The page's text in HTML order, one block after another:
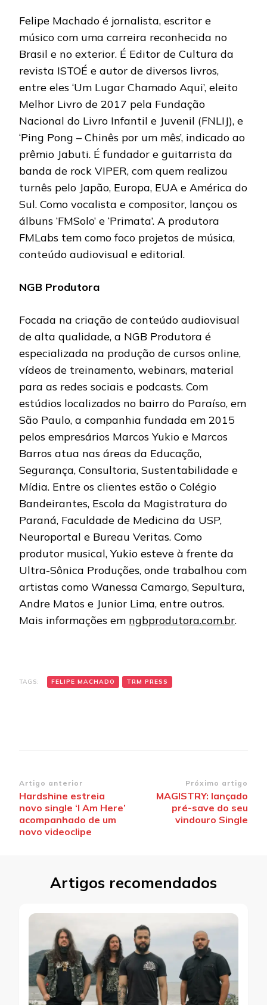
Felipe Machado é jornalista, escritor e
músico com uma carreira reconhecida no
Brasil e no exterior. É Editor de Cultura da
revista ISTOÉ e autor de diversos livros,
entre eles ‘Um Lugar Chamado Aqui’, eleito
Melhor Livro de 2017 pela Fundação
Nacional do Livro Infantil e Juvenil (FNLIJ), e
‘Ping Pong – Chinês por um mês’, indicado ao
prêmio Jabuti. É fundador e guitarrista da
banda de rock VIPER, com quem realizou
turnês pelo Japão, Europa, EUA e América do
Sul. Como vocalista e compositor, lançou os
álbuns ‘FMSolo’ e ‘Primata’. A produtora
FMLabs tem como foco projetos de música,
conteúdo audiovisual e editorial.
NGB Produtora
Focada na criação de conteúdo audiovisual
de alta qualidade, a NGB Produtora é
especializada na produção de cursos online,
vídeos de treinamento, webinars, material
para as redes sociais e podcasts. Com
estúdios localizados no bairro do Paraíso, em
São Paulo, a companhia fundada em 2015
pelos empresários Marcos Yukio e Marcos
Barros atua nas áreas da Educação,
Segurança, Consultoria, Sustentabilidade e
Mídia. Entre os clientes estão o Colégio
Bandeirantes, Escola da Magistratura do
Paraná, Faculdade de Medicina da USP,
Neuroportal e Bureau Veritas. Como
produtor musical, Yukio esteve à frente da
Ultra-Sônica Produções, onde trabalhou com
artistas como Wanessa Camargo, Sepultura,
Andre Matos e Junior Lima, entre outros.
Mais informações em ngbprodutora.com.br.
TAGS: FELIPE MACHADO TRM PRESS
Navegação
de
post
Artigo anterior
Hardshine estreia
novo single ‘I Am Here’
acompanhado de um
novo videoclipe
Próximo artigo
MAGISTRY: lançado
pré-save do seu
vindouro Single
Artigos recomendados